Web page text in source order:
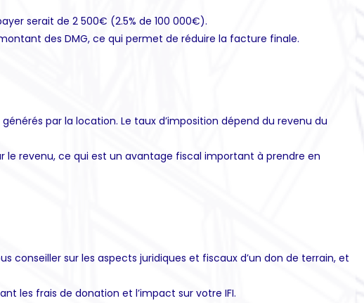
serait de 2 500€ (2.5% de 100 000€).
des DMG, ce qui permet de réduire la facture finale.
par la location. Le taux d’imposition dépend du revenu du
le revenu, ce qui est un avantage fiscal important à prendre en
conseiller sur les aspects juridiques et fiscaux d’un don de terrain, et
les frais de donation et l’impact sur votre IFI.